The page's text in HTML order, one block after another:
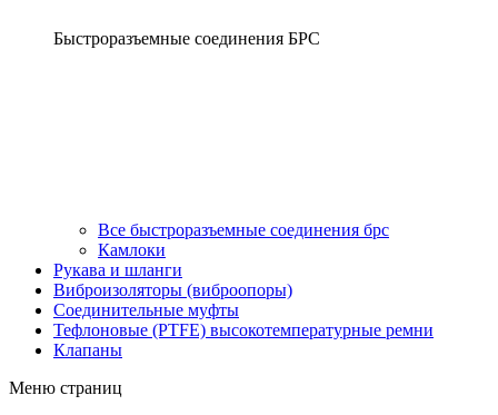
Быстроразъемные соединения БРС
Все быстроразъемные соединения брс
Камлоки
Рукава и шланги
Виброизоляторы (виброопоры)
Соединительные муфты
Тефлоновые (PTFE) высокотемпературные ремни
Клапаны
Меню страниц